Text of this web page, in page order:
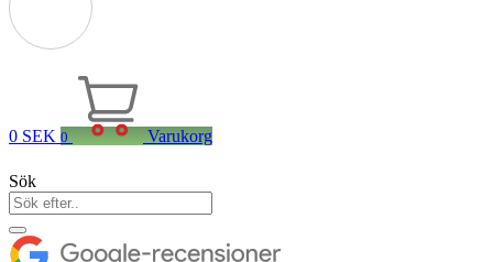
0 SEK 0 Varukorg
Sök